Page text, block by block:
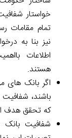
خواستار
تمام مقامات
نیز بنا به
اطلاعات
هستند.
اگر بانک های
باشند،
که تحقق هدف
شفافیت بانک